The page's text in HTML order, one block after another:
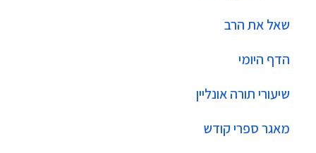
שאל את הרב
הדף היומי
שיעורי תורה אונליין
מאגר ספרי קודש